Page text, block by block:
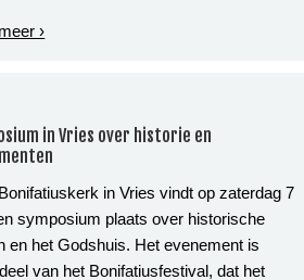
›
in Vries over historie en
in Vries vindt op zaterdag 7
symposium plaats over historische
en het Godshuis. Het evenement is
van het Bonifatiusfestival, dat het